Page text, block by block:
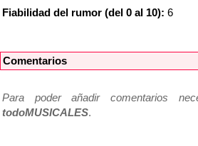
Fiabilidad del rumor (del 0 al 10): 6
Comentarios
Para poder añadir comentarios
todoMUSICALES.